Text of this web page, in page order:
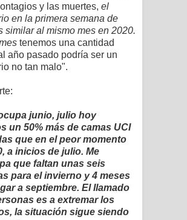
y las muertes, el
en la primera semana de
similar al mismo mes en 2020.
tenemos una cantidad
año pasado podría ser un
no tan malo".
junio, julio hoy
un 50% más de camas UCI
que en el peor momento
a inicios de julio. Me
que faltan unas seis
para el invierno y 4 meses
a septiembre. El llamado
es a extremar los
la situación sigue siendo